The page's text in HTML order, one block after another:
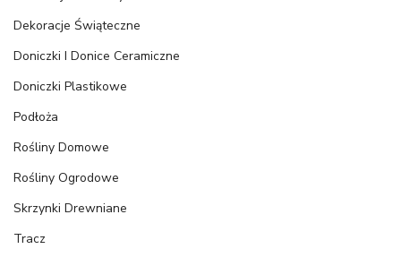
Dekoracje Świąteczne
Doniczki I Donice Ceramiczne
Doniczki Plastikowe
Podłoża
Rośliny Domowe
Rośliny Ogrodowe
Skrzynki Drewniane
Tracz